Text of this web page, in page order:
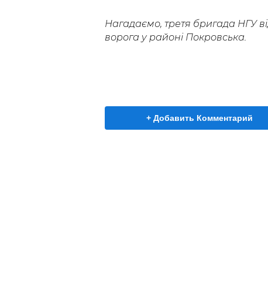
Нагадаємо, третя бригада НГУ
ворога у районі Покровська.
+ Добавить Комментарий